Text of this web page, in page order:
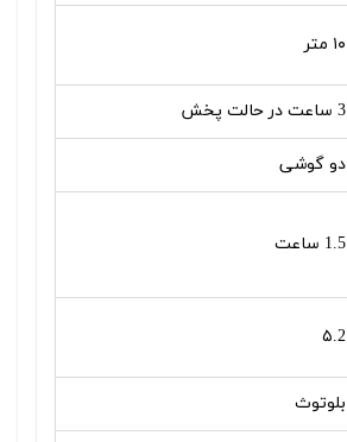
۱۰ متر
3 ساعت در حالت پخش
دو گوشی
1.5 ساعت
۵.2
بلوتوث